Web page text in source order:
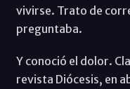
vivirse. Trato de
preguntaba.
Y conoció el dolor.
revista Diócesis, en